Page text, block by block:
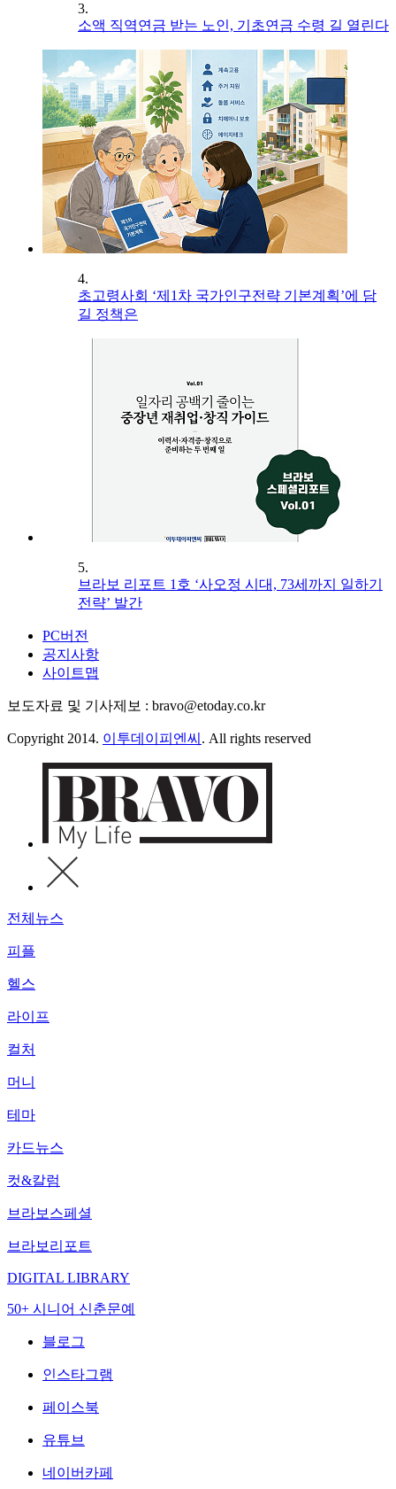
3.
소액 직역연금 받는 노인, 기초연금 수령 길 열린다
4.
초고령사회 ‘제1차 국가인구전략 기본계획’에 담
길 정책은
5.
브라보 리포트 1호 ‘사오정 시대, 73세까지 일하기
전략’ 발간
PC버전
공지사항
사이트맵
보도자료 및 기사제보 : bravo@etoday.co.kr
Copyright 2014. 이투데이피엔씨 . All rights reserved
전체뉴스
피플
헬스
라이프
컬처
머니
테마
카드뉴스
컷&칼럼
브라보스페셜
브라보리포트
DIGITAL LIBRARY
50+ 시니어 신춘문예
블로그
인스타그램
페이스북
유튜브
네이버카페